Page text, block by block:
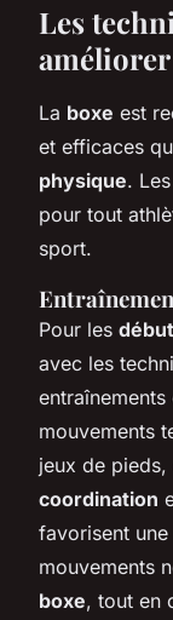
Les
La boxe est
et efficaces
physique. Les
pour tout
sport.
Pour les
avec les
mouvements
jeux de
coordination
favorisent
mouvements
boxe, tout en